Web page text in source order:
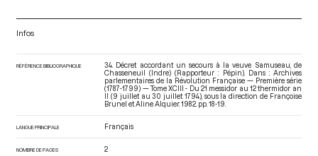
Infos
RÉFÉRENCE BIBLIOGRAPHIQUE
34. Décret accordant un secours à la veuve Samuseau, de
Chasseneuil (Indre) (Rapporteur : Pépin). Dans : Archives
parlementaires de la Révolution Française — Première série
(1787-1799) — Tome XCIII - Du 21 messidor au 12 thermidor an
II (9 juillet au 30 juillet 1794), sous la direction de Françoise
Brunel et Aline Alquier. 1982. pp. 18-19.
LANGUE PRINCIPALE Français
NOMBRE DE PAGES 2